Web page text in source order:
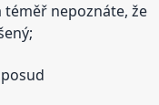
téměř nepoznáte, že